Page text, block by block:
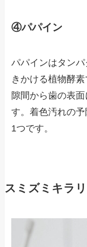
④パパイン
パパインはタン
きかける植物酵
隙間から歯の表
す。着色汚れの
1つです。
スミズミキラ